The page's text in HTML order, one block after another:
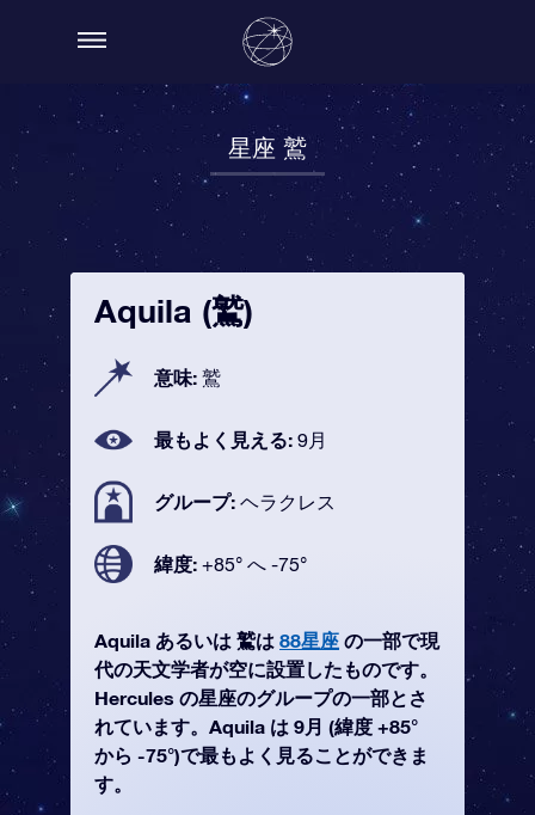
星座 鷲
Aquila (鷲)
意味: 鷲
最もよく見える: 9月
グループ: ヘラクレス
緯度: +85° へ -75°
Aquila あるいは 鷲は 88星座 の一部で現
代の天文学者が空に設置したものです。
Hercules の星座のグループの一部とさ
れています。Aquila は 9月 (緯度 +85°
から -75°)で最もよく見ることができま
す。